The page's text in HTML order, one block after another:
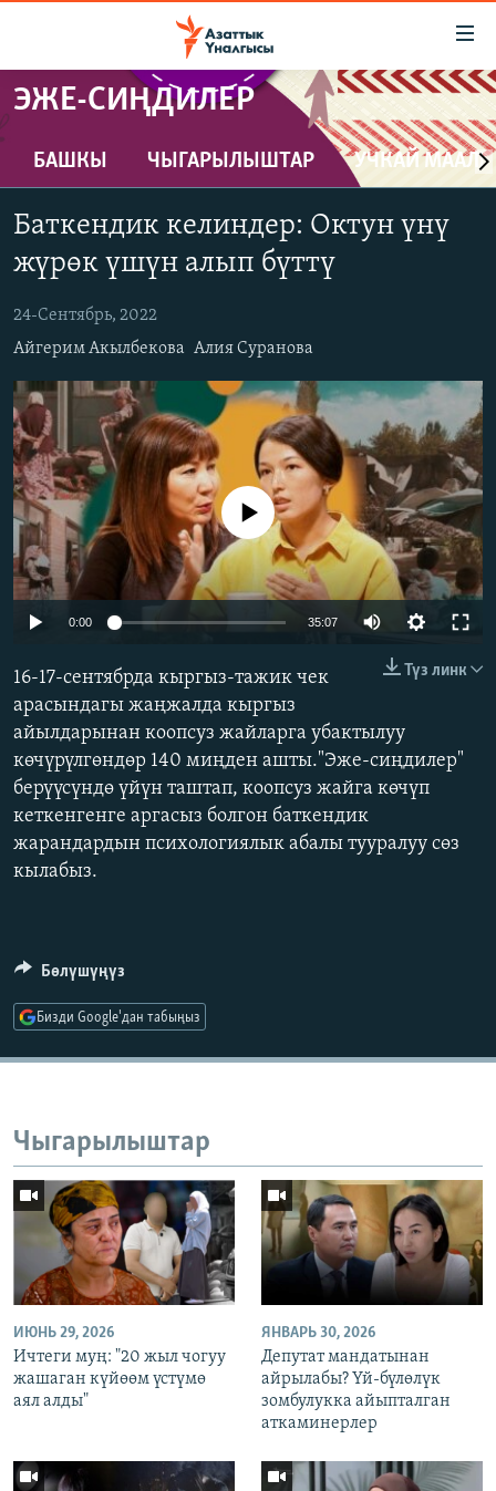
Навигацияга
өтүңүз
Издөөгө
салыңыз
ЖАҢЫЛЫКТАР
КЫРГЫЗСТАН
САЯСАТ
ЭКОНОМИКА
МАДАНИЯТ
ДҮЙНӨ
БОРБОР АЗИЯ
УКРАИНА
АТАЙЫН ИЛИКТӨӨ
ТВ ПРОГРАММАЛАР
БҮГҮН АЗАТТЫКТА
ЭКСПЕРТТЕР ТАЛДАЙТ
БИЗ ЖАНА ДҮЙНӨ
ДАНИСТЕ
ЭЖЕ-СИҢДИЛЕР
АЗАТТЫК+
ЫҢГАЙСЫЗ СУРООЛОР
ПОДКАСТ
ӨЗГӨЧӨ ПИКИР
Русский
ОНЛАЙН ШЕРИНЕ
ЭЕ/АРнун бардык сайттары
ЭЖЕ-СИҢДИЛЕР
БАШКЫ ЧЫГАРЫЛЫШТАР УЧКАЙ
Баткендик келиндер: Октун үнү
жүрөк үшүн алып бүттү
24-Сентябрь, 2022
Айгерим Акылбекова Алия Суранова
240p 360p 480p
1080p
No media source currently available
0:00 35:07
240p
480p
720p
Түз линк
16-17-сентябрда кыргыз-тажик чек
арасындагы жаңжалда кыргыз
айылдарынан коопсуз жайларга убактылуу
көчүрүлгөндөр 140 миңден ашты."Эже-сиңдилер"
берүүсүндө үйүн таштап, коопсуз жайга көчүп
кеткенгенге аргасыз болгон баткендик
жарандардын психологиялык абалы тууралуу сөз
кылабыз.
Бөлүшүңүз
Бизди Google'дан табыңыз
Чыгарылыштар
ИЮНЬ 29, 2026
Ичтеги муң: "20 жыл чогуу
жашаган күйөөм үстүмө
аял алды"
ЯНВАРЬ 30, 2026
Депутат мандатынан
айрылабы? Үй-бүлөлүк
зомбулукка айыпталган
аткаминерлер